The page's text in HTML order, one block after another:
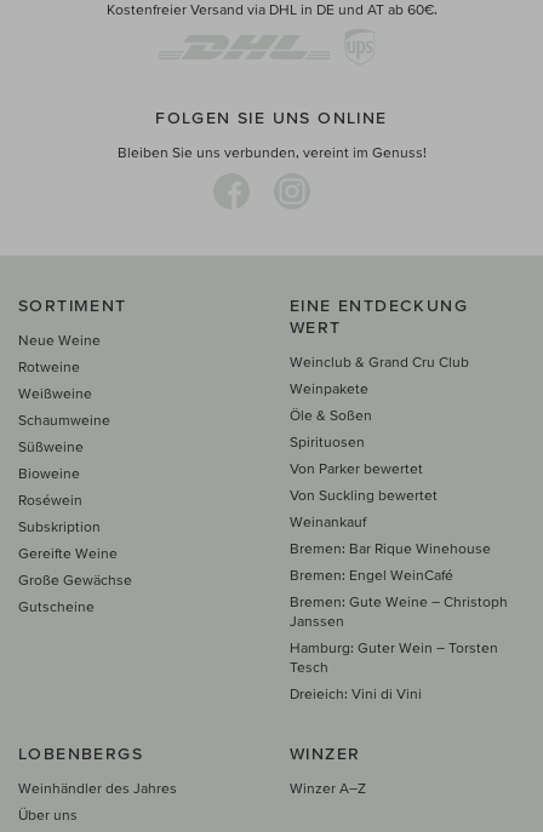
Kostenfreier Versand via DHL in DE und AT ab 60€.
FOLGEN SIE UNS ONLINE
Bleiben Sie uns verbunden, vereint im Genuss!
SORTIMENT
Neue Weine
Rotweine
Weißweine
Schaumweine
Süßweine
Bioweine
Roséwein
Subskription
Gereifte Weine
Große Gewächse
Gutscheine
EINE ENTDECKUNG
WERT
Weinclub & Grand Cru Club
Weinpakete
Öle & Soßen
Spirituosen
Von Parker bewertet
Von Suckling bewertet
Weinankauf
Bremen: Bar Rique Winehouse
Bremen: Engel WeinCafé
Bremen: Gute Weine – Christoph
Janssen
Hamburg: Guter Wein – Torsten
Tesch
Dreieich: Vini di Vini
LOBENBERGS
Weinhändler des Jahres
Über uns
WINZER
Winzer A–Z